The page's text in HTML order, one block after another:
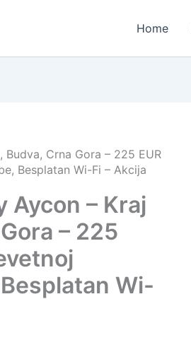
Home
Crna Gora – 225 EUR
Besplatan Wi-Fi – Akcija
– Kraj
– 225
Wi-